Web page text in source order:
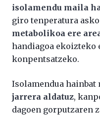
isolamendu maila
giro tenperatura asko
metabolikoa ere
handiagoa ekoizteko
konpentsatzeko.
Isolamendua hainbat
jarrera aldatuz,
dagoen gorputzaren